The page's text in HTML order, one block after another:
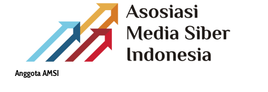
Anggota AMSI